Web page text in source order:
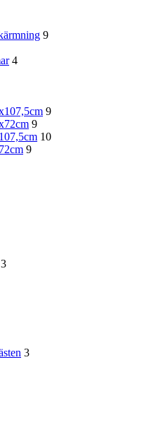
9
4
9
9
10
9
3
3